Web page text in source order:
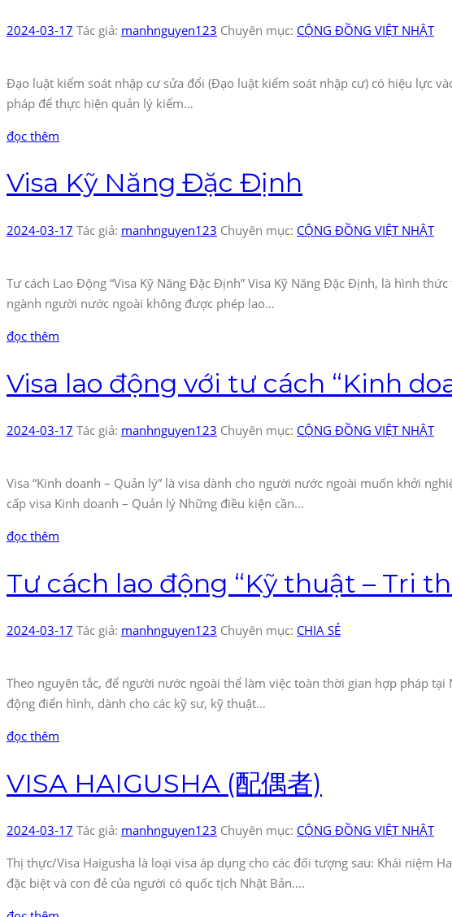
2024-03-17 Tác giả: manhnguyen123 Chuyên mục: CỘNG ĐỒNG VIỆT NHẬT
Đạo luật kiểm soát nhập cư sửa đổi (Đạo luật kiểm soát nhập cư) có hiệu lực
pháp để thực hiện quản lý kiểm…
đọc thêm
Visa Kỹ Năng Đặc Định
2024-03-17 Tác giả: manhnguyen123 Chuyên mục: CỘNG ĐỒNG VIỆT NHẬT
Tư cách Lao Động “Visa Kỹ Năng Đặc Định” Visa Kỹ Năng Đặc Định, là hình
ngành người nước ngoài không được phép lao…
đọc thêm
Visa lao động với tư cách “Kinh
2024-03-17 Tác giả: manhnguyen123 Chuyên mục: CỘNG ĐỒNG VIỆT NHẬT
Visa “Kinh doanh – Quản lý” là visa dành cho người nước ngoài muốn khởi
cấp visa Kinh doanh – Quản lý Những điều kiện cần…
đọc thêm
Tư cách lao động “Kỹ thuật – Tri
2024-03-17 Tác giả: manhnguyen123 Chuyên mục: CHIA SẺ
Theo nguyên tắc, để người nước ngoài thể làm việc toàn thời gian hợp pháp
động điển hình, dành cho các kỹ sư, kỹ thuật…
đọc thêm
VISA HAIGUSHA (配偶者)
2024-03-17 Tác giả: manhnguyen123 Chuyên mục: CỘNG ĐỒNG VIỆT NHẬT
Thị thực/Visa Haigusha là loại visa áp dụng cho các đối tượng sau: Khái niệm
đặc biệt và con đẻ của người có quốc tịch Nhật Bản….